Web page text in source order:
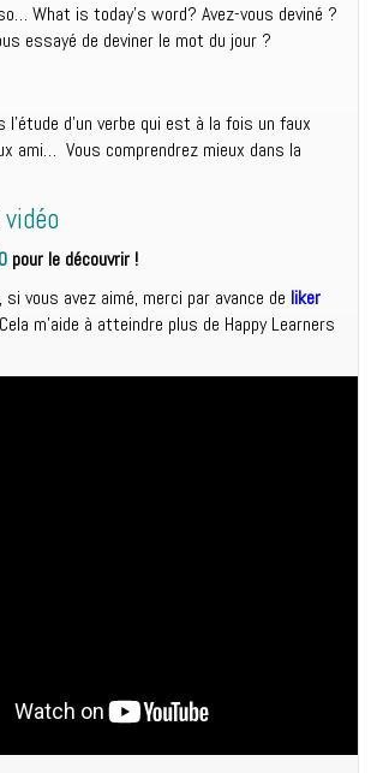
What is today’s word? Avez-vous deviné ?
essayé de deviner le mot du jour ?
l’étude d’un verbe qui est à la fois un faux
ami… Vous comprendrez mieux dans la
vidéo
pour le découvrir !
vous avez aimé, merci par avance de liker
m’aide à atteindre plus de Happy Learners